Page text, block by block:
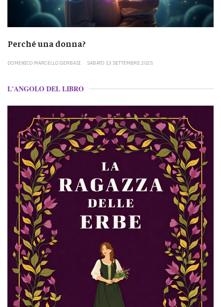
Perché una donna?
DOMENICO MARCELLO GERBASI SABATO 13 SETTEMBRE 2025
L'ANGOLO DEL LIBRO